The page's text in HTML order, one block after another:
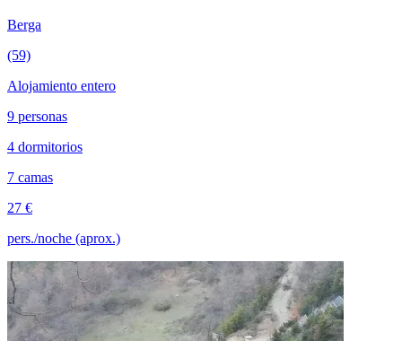
Berga
(59)
Alojamiento entero
9 personas
4 dormitorios
7 camas
27 €
pers./noche (aprox.)